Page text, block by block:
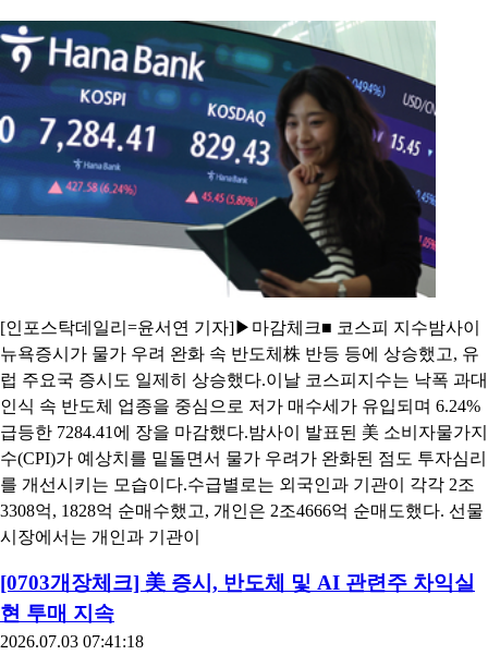
[인포스탁데일리=윤서연 기자]▶마감체크■ 코스피 지수밤사이
뉴욕증시가 물가 우려 완화 속 반도체株 반등 등에 상승했고, 유
럽 주요국 증시도 일제히 상승했다.이날 코스피지수는 낙폭 과대
인식 속 반도체 업종을 중심으로 저가 매수세가 유입되며 6.24%
급등한 7284.41에 장을 마감했다.밤사이 발표된 美 소비자물가지
수(CPI)가 예상치를 밑돌면서 물가 우려가 완화된 점도 투자심리
를 개선시키는 모습이다.수급별로는 외국인과 기관이 각각 2조
3308억, 1828억 순매수했고, 개인은 2조4666억 순매도했다. 선물
시장에서는 개인과 기관이
[0703개장체크] 美 증시, 반도체 및 AI 관련주 차익실
현 투매 지속
2026.07.03 07:41:18